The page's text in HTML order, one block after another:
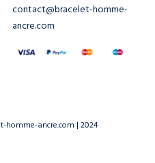
contact@bracelet-homme-
ancre.com
homme-ancre.com | 2024